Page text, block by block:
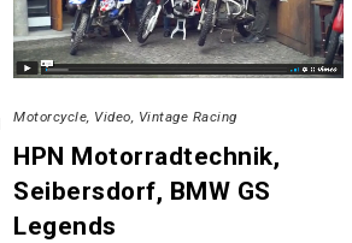
Motorcycle Video Vintage Racing
HPN Motorradtechnik,
Seibersdorf, BMW GS
Legends